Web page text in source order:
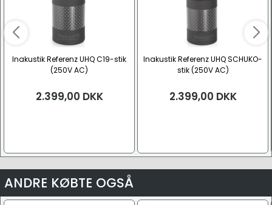
Inakustik Referenz UHQ C19-stik
(250V AC)
2.399,00 DKK
Inakustik Referenz UHQ SCHUKO-
stik (250V AC)
2.399,00 DKK
ANDRE KØBTE OGSÅ